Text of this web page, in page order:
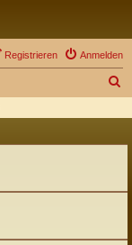
Anmelden
Registrieren
h